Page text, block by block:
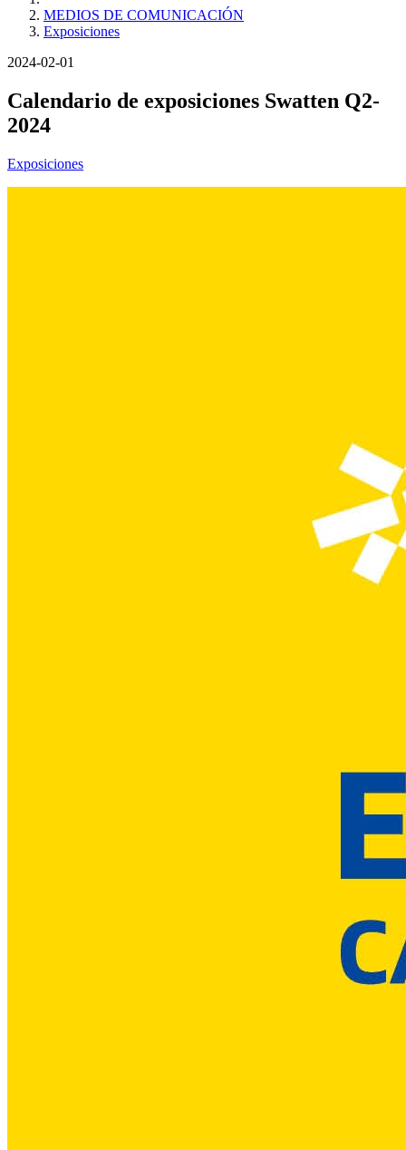
MEDIOS DE COMUNICACIÓN
Exposiciones
2024-02-01
Calendario de exposiciones Swatten Q2-
2024
Exposiciones